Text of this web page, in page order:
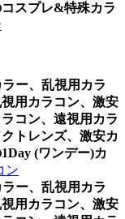
スプレ&特殊カラ
ー、乱視用カラ
用カラコン、激安
コン、遠視用カラ
トレンズ、激安カ
(ワンデー)カ
ン
ー、乱視用カラ
用カラコン、激安